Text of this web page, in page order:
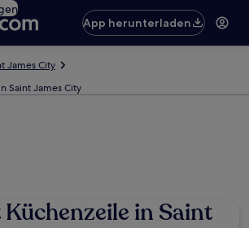
App herunterladen
James City
Saint James City
in Saint